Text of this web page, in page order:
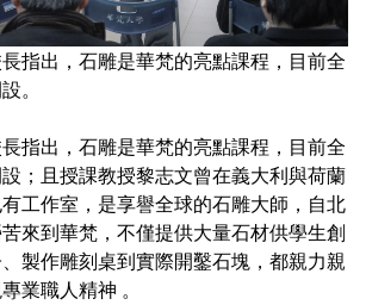
指出，石雕是華梵的亮點課程，目前全
。
指出，石雕是華梵的亮點課程，目前全
；且授課教授黎志文曾在義大利與荷蘭
工作室，是享譽全球的石雕大師，自北
來到華梵，不僅提供大量石材供學生創
製作雕刻桌到實際開鑿石塊，都親力親
業職人精神 。